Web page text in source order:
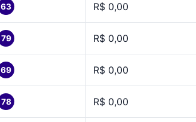
63 R$ 0,00
79 R$ 0,00
69 R$ 0,00
78 R$ 0,00